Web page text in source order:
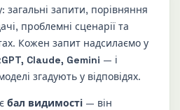
загальні запити, порівняння
проблемні сценарії та
Кожен запит надсилаємо у
Claude, Gemini — і
згадують у відповідях.
бал видимості — він